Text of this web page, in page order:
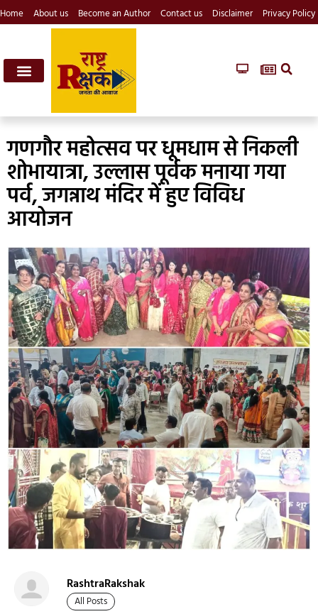
Home About us Become an Author Contact us Disclaimer Privacy Policy
गणगौर महोत्सव पर धूमधाम से निकली
शोभायात्रा, उल्लास पूर्वक मनाया गया
पर्व, जगन्नाथ मंदिर में हुए विविध
आयोजन
RashtraRakshak
All Posts